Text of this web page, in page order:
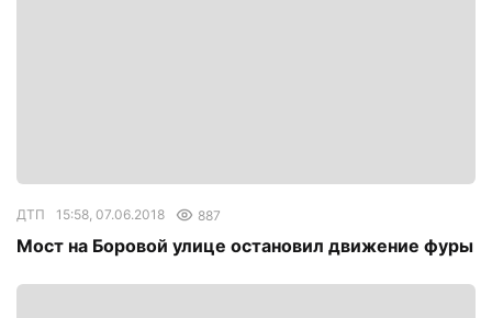
ДТП 15:58, 07.06.2018 887
Мост на Боровой улице остановил движение фуры